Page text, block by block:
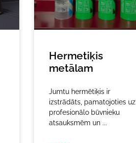
Hermetiķis
metālam
Jumtu hermētiķis ir
izstrādāts, pamatojoties uz
profesionālo būvnieku
atsauksmēm un